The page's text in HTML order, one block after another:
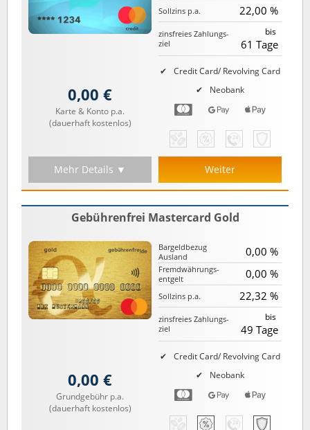
Credit Card/ Revolving Card
Neobank
Sollzins p.a. 22,00 %
zinsfreies Zahlungs­
ziel
bis
61 Tage
0,00 €
Karte & Konto p.a.
(dauerhaft kostenlos)
Mehr Details ▼ Weiter
Gebührenfrei Mastercard Gold
Credit Card/ Revolving Card
Neobank
Bargeld­bezug
Ausland
0,00 %
Fremd­währungs­
entgelt
0,00 %
Sollzins p.a. 22,32 %
zinsfreies Zahlungs­
ziel
bis
49 Tage
0,00 €
Grundgebühr p.a.
(dauerhaft kostenlos)